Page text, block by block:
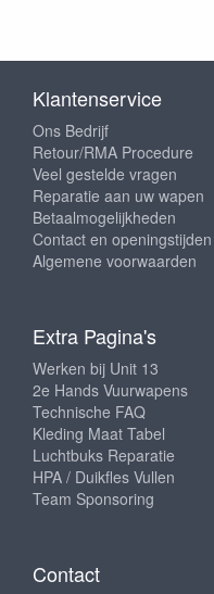
Klantenservice
Ons Bedrijf
Retour/RMA Procedure
Veel gestelde vragen
Reparatie aan uw wapen
Betaalmogelijkheden
Contact en openingstijden
Algemene voorwaarden
Extra Pagina's
Werken bij Unit 13
2e Hands Vuurwapens
Technische FAQ
Kleding Maat Tabel
Luchtbuks Reparatie
HPA / Duikfles Vullen
Team Sponsoring
Contact